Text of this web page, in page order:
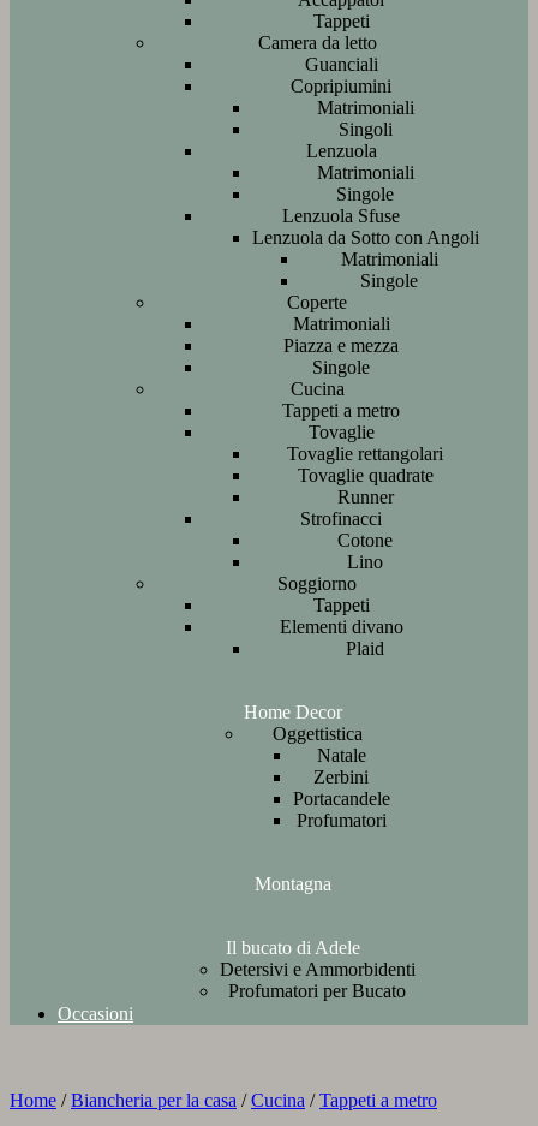
Tappeti
Camera da letto
Guanciali
Copripiumini
Matrimoniali
Singoli
Lenzuola
Matrimoniali
Singole
Lenzuola Sfuse
Lenzuola da Sotto con Angoli
Matrimoniali
Singole
Coperte
Matrimoniali
Piazza e mezza
Singole
Cucina
Tappeti a metro
Tovaglie
Tovaglie rettangolari
Tovaglie quadrate
Runner
Strofinacci
Cotone
Lino
Soggiorno
Tappeti
Elementi divano
Plaid
Home Decor
Oggettistica
Natale
Zerbini
Portacandele
Profumatori
Montagna
Il bucato di Adele
Detersivi e Ammorbidenti
Profumatori per Bucato
Occasioni
Home / Biancheria per la casa / Cucina / Tappeti a metro